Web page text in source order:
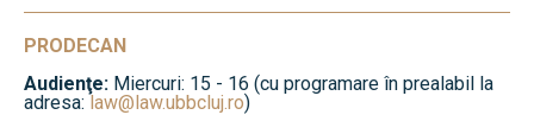
PRODECAN
Audienţe: Miercuri: 15 - 16 (cu programare în prealabil la
adresa: law@law.ubbcluj.ro)